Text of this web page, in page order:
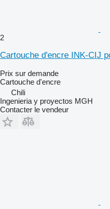
2
Cartouche d'encre INK-CIJ
Prix sur demande
Cartouche d'encre
Chili
Ingenieria y proyectos MGH
Contacter le vendeur